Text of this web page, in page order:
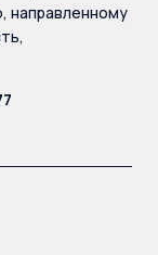
направленному